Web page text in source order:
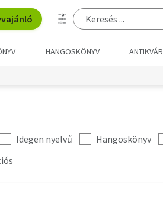
HANGOSKÖNYV ANTIKVÁR
Idegen nyelvű Hangoskönyv